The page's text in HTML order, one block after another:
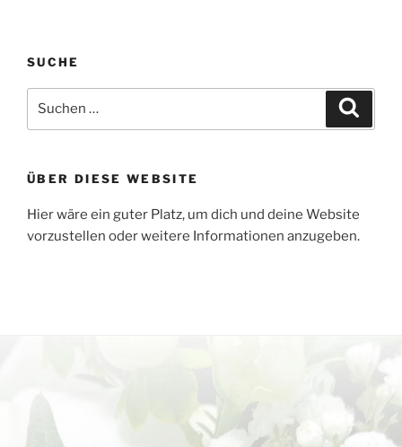
SUCHE
nach:
ÜBER DIESE WEBSITE
Hier wäre ein guter Platz, um dich und deine Website
vorzustellen oder weitere Informationen anzugeben.